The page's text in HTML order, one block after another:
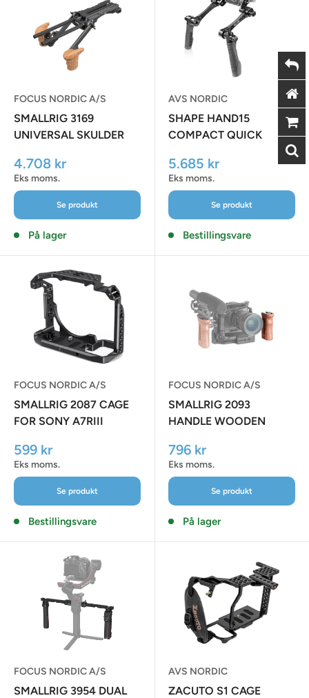
FOCUS NORDIC A/S
SMALLRIG 3169
UNIVERSAL SKULDER
Udsalgspris
4.708 kr
Eks moms.
Se produkt
På lager
AVS NORDIC
SHAPE HAND15
COMPACT QUICK
HANDLE ARRI ROSETTE
BLACK
Udsalgspris
5.685 kr
Eks moms.
Se produkt
Bestillingsvare
FOCUS NORDIC A/S
SMALLRIG 2087 CAGE
FOR SONY A7RIII
Udsalgspris
599 kr
Eks moms.
Se produkt
Bestillingsvare
FOCUS NORDIC A/S
SMALLRIG 2093
HANDLE WOODEN
Udsalgspris
796 kr
Eks moms.
Se produkt
På lager
FOCUS NORDIC A/S
SMALLRIG 3954 DUAL
AVS NORDIC
ZACUTO S1 CAGE